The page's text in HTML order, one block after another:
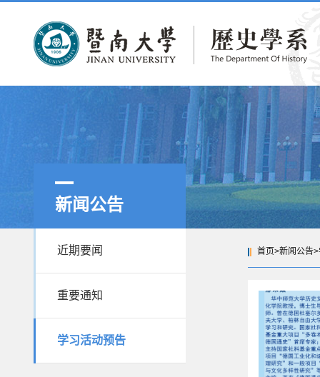
新闻公告
近期要闻
重要通知
学习活动预告
首页>新闻公告>